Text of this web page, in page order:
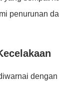
penurunan